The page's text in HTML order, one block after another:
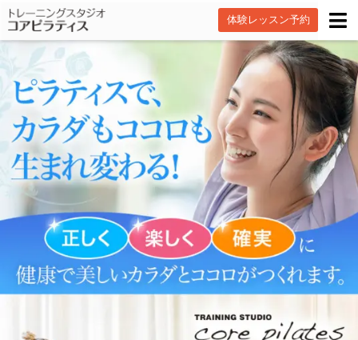
体験レッスン予約